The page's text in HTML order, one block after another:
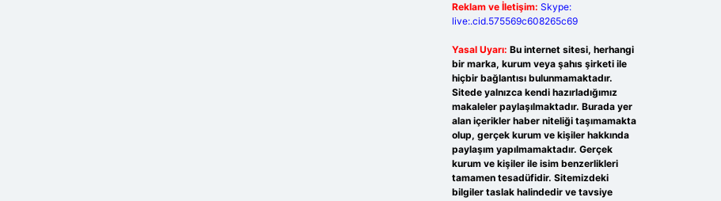
Reklam ve İletişim: Skype:
live:.cid.575569c608265c69
Yasal Uyarı: Bu internet sitesi, herhangi
bir marka, kurum veya şahıs şirketi ile
hiçbir bağlantısı bulunmamaktadır.
Sitede yalnızca kendi hazırladığımız
makaleler paylaşılmaktadır. Burada yer
alan içerikler haber niteliği taşımamakta
olup, gerçek kurum ve kişiler hakkında
paylaşım yapılmamaktadır. Gerçek
kurum ve kişiler ile isim benzerlikleri
tamamen tesadüfidir. Sitemizdeki
bilgiler taslak halindedir ve tavsiye